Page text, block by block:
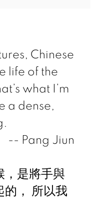
Chinese
life of the
what I’m
a dense,
-- Pang Jiun
，是將手與
的， 所以我